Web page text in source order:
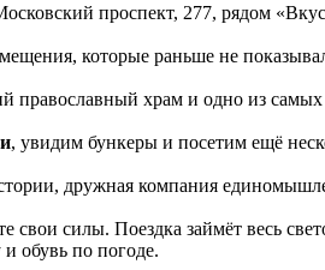
проспект, 277, рядом
которые раньше не
православный храм и одно из
, увидим бункеры и посетим ещё
дружная компания
свои силы. Поездка займёт весь
обувь по погоде.